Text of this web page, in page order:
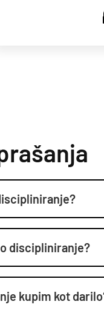
discipliniranje?
kupim kot